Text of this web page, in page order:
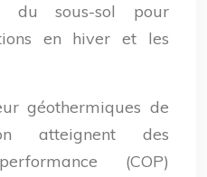
du sous-sol pour
en hiver et les
géothermiques de
atteignent des
(COP)